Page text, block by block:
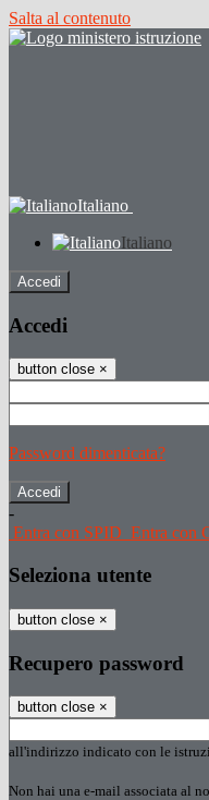
Salta al contenuto
Italiano
Italiano
Accedi
Accedi
button close ×
Password dimenticata?
-
Entra con SPID Entra con
Seleziona utente
button close ×
Recupero password
button close ×
all'indirizzo indicato con le
Non hai una e-mail associata al